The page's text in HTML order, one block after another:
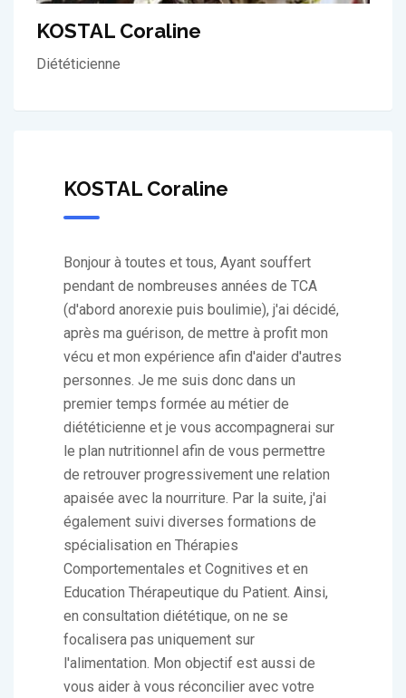
KOSTAL Coraline
Diététicienne
KOSTAL Coraline
Bonjour à toutes et tous, Ayant souffert
pendant de nombreuses années de TCA
(d'abord anorexie puis boulimie), j'ai décidé,
après ma guérison, de mettre à profit mon
vécu et mon expérience afin d'aider d'autres
personnes. Je me suis donc dans un
premier temps formée au métier de
diététicienne et je vous accompagnerai sur
le plan nutritionnel afin de vous permettre
de retrouver progressivement une relation
apaisée avec la nourriture. Par la suite, j'ai
également suivi diverses formations de
spécialisation en Thérapies
Comportementales et Cognitives et en
Education Thérapeutique du Patient. Ainsi,
en consultation diététique, on ne se
focalisera pas uniquement sur
l'alimentation. Mon objectif est aussi de
vous aider à vous réconcilier avec votre